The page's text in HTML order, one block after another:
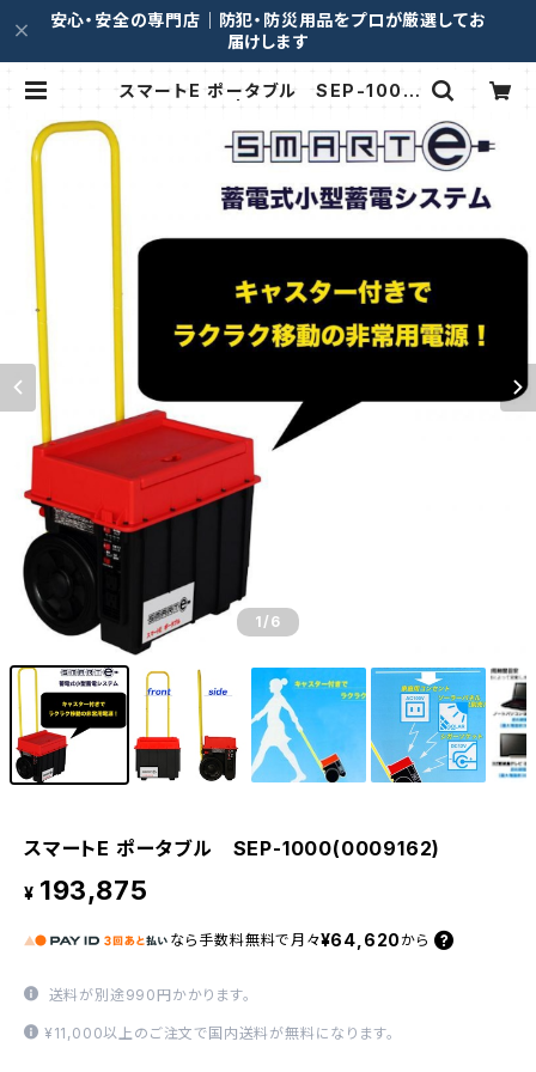
安心・安全の専門店｜防犯・防災用品をプロが厳選してお
届けします
スマートE ポータブル SEP-1000
ズ
1 /6
スマートE ポータブル SEP-1000(0009162)
¥ 193,875
なら 手数料無料で 月々¥64,620 から
送料が別途990円かかります。
¥11,000以上のご注文で国内送料が無料になります。